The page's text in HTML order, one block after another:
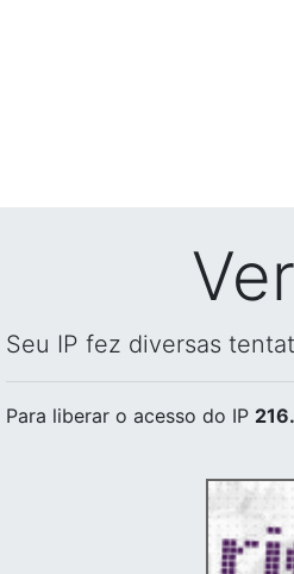
Seu IP fez diversas
Para liberar o acesso do IP